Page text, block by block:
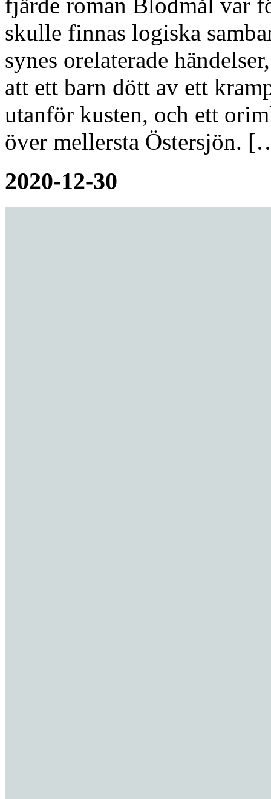
fjärde roman Blodmål var
skulle finnas logiska
synes orelaterade
att ett barn dött av ett
utanför kusten, och ett
över mellersta Östersjön.
2020-12-30